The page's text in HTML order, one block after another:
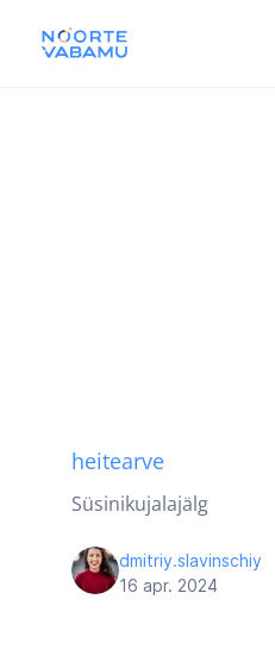
heitearve
Süsinikujalajälg
dmitriy.slavinschiy
16 apr. 2024